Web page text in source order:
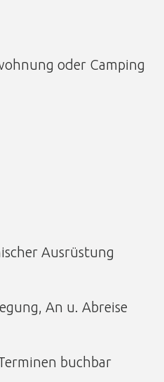
oder Camping
Ausrüstung
An u. Abreise
buchbar